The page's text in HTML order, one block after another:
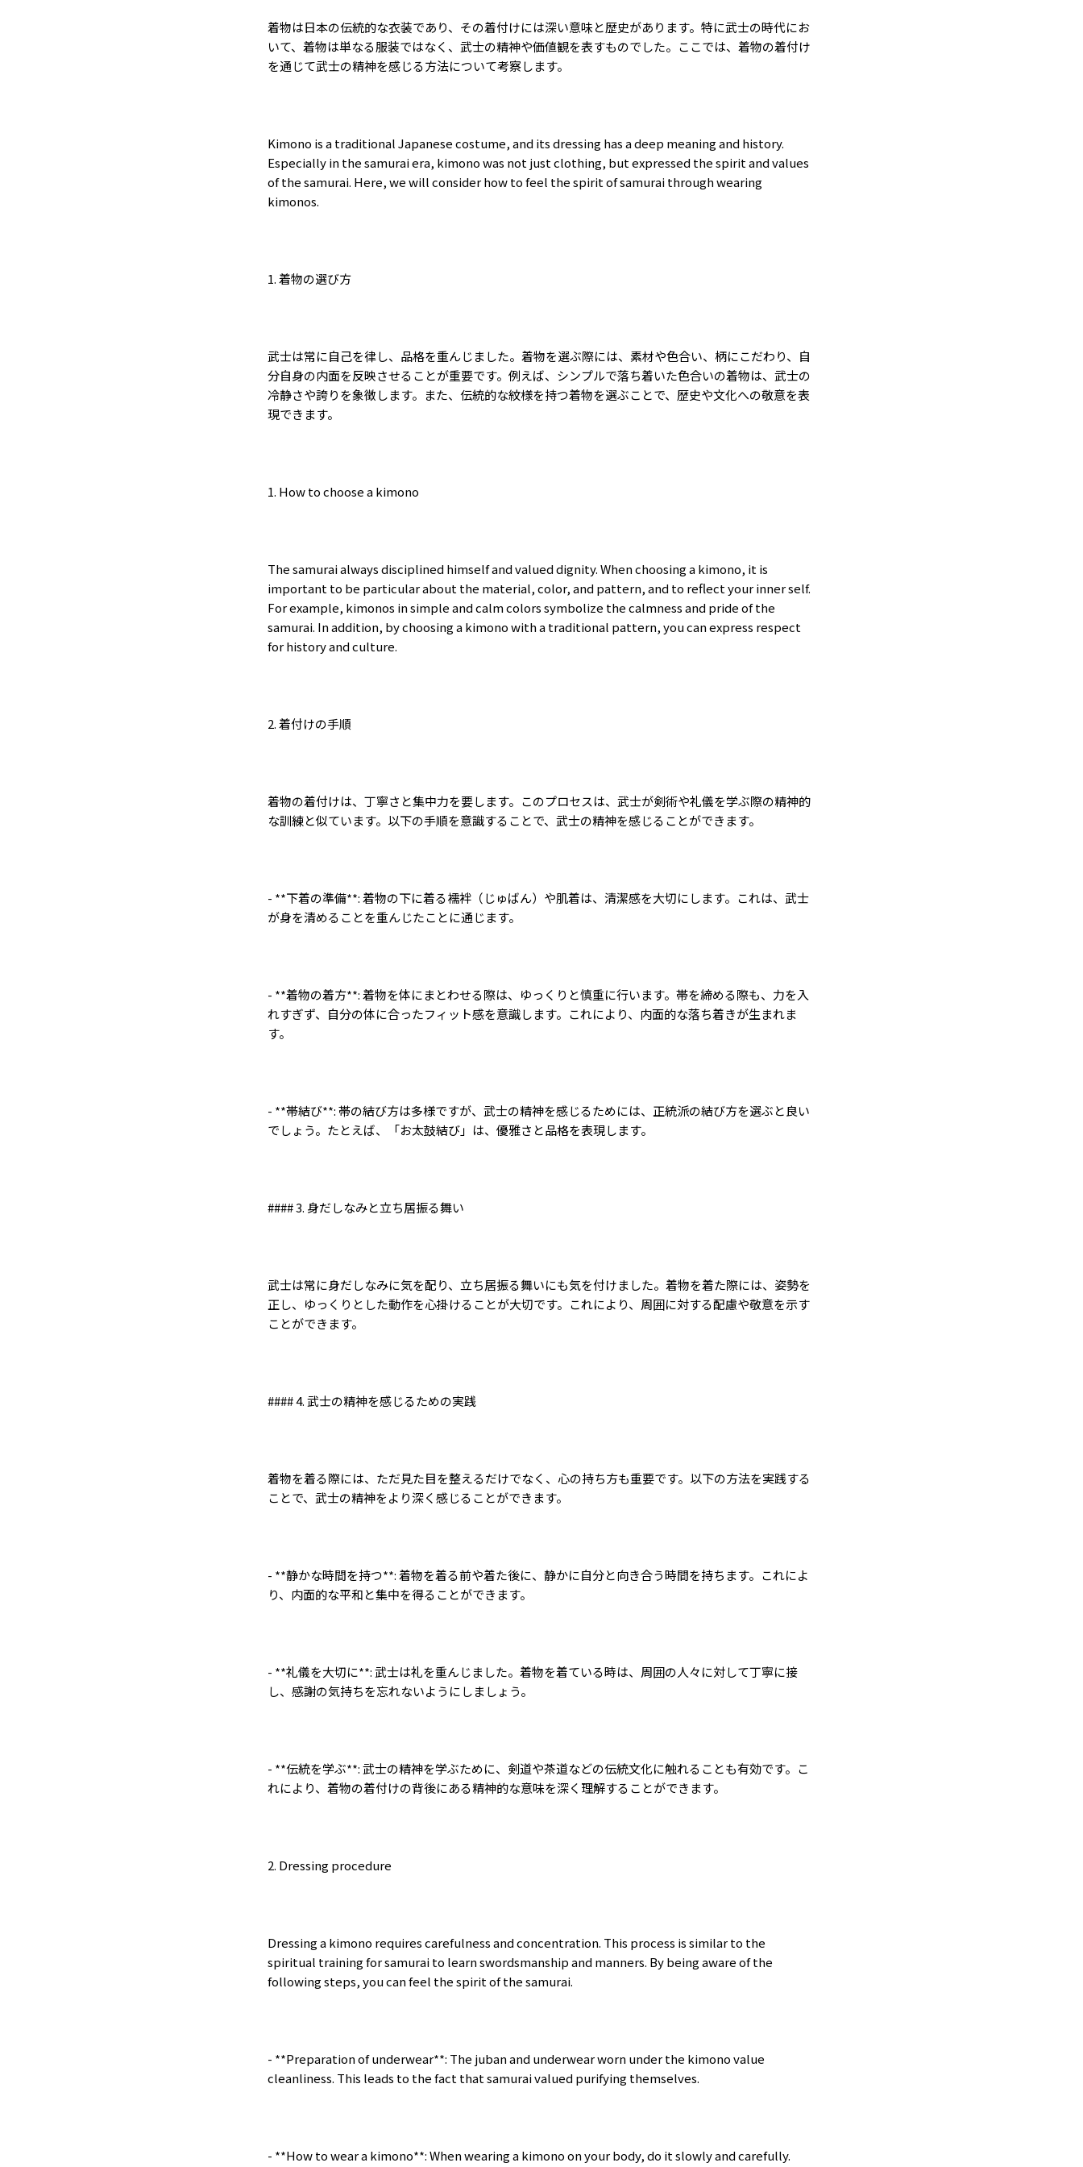
着物は日本の伝統的な衣装であり、その着付けには深い意味と歴史があります。特に武士の時代にお
いて、着物は単なる服装ではなく、武士の精神や価値観を表すものでした。ここでは、着物の着付け
を通じて武士の精神を感じる方法について考察します。
Kimono is a traditional Japanese costume, and its dressing has a deep meaning and history.
Especially in the samurai era, kimono was not just clothing, but expressed the spirit and values
of the samurai. Here, we will consider how to feel the spirit of samurai through wearing
kimonos.
1.着物の選び方
武士は常に自己を律し、品格を重んじました。着物を選ぶ際には、素材や色合い、柄にこだわり、自
分自身の内面を反映させることが重要です。例えば、シンプルで落ち着いた色合いの着物は、武士の
冷静さや誇りを象徴します。また、伝統的な紋様を持つ着物を選ぶことで、歴史や文化への敬意を表
現できます。
1. How to choose a kimono
The samurai always disciplined himself and valued dignity. When choosing a kimono, it is
important to be particular about the material, color, and pattern, and to reflect your inner self.
For example, kimonos in simple and calm colors symbolize the calmness and pride of the
samurai. In addition, by choosing a kimono with a traditional pattern, you can express respect
for history and culture.
2.着付けの手順
着物の着付けは、丁寧さと集中力を要します。このプロセスは、武士が剣術や礼儀を学ぶ際の精神的
な訓練と似ています。以下の手順を意識することで、武士の精神を感じることができます。
- **下着の準備**:着物の下に着る襦袢（じゅばん）や肌着は、清潔感を大切にします。これは、武士
が身を清めることを重んじたことに通じます。
- **着物の着方**:着物を体にまとわせる際は、ゆっくりと慎重に行います。帯を締める際も、力を入
れすぎず、自分の体に合ったフィット感を意識します。これにより、内面的な落ち着きが生まれま
す。
- **帯結び**:帯の結び方は多様ですが、武士の精神を感じるためには、正統派の結び方を選ぶと良い
でしょう。たとえば、「お太鼓結び」は、優雅さと品格を表現します。
#### 3. 身だしなみと立ち居振る舞い
武士は常に身だしなみに気を配り、立ち居振る舞いにも気を付けました。着物を着た際には、姿勢を
正し、ゆっくりとした動作を心掛けることが大切です。これにより、周囲に対する配慮や敬意を示す
ことができます。
#### 4.武士の精神を感じるための実践
着物を着る際には、ただ見た目を整えるだけでなく、心の持ち方も重要です。以下の方法を実践する
ことで、武士の精神をより深く感じることができます。
- **静かな時間を持つ**:着物を着る前や着た後に、静かに自分と向き合う時間を持ちます。これによ
り、内面的な平和と集中を得ることができます。
- **礼儀を大切に**:武士は礼を重んじました。着物を着ている時は、周囲の人々に対して丁寧に接
し、感謝の気持ちを忘れないようにしましょう。
- **伝統を学ぶ**:武士の精神を学ぶために、剣道や茶道などの伝統文化に触れることも有効です。こ
れにより、着物の着付けの背後にある精神的な意味を深く理解することができます。
2. Dressing procedure
Dressing a kimono requires carefulness and concentration. This process is similar to the
spiritual training for samurai to learn swordsmanship and manners. By being aware of the
following steps, you can feel the spirit of the samurai.
- **Preparation of underwear**: The juban and underwear worn under the kimono value
cleanliness. This leads to the fact that samurai valued purifying themselves.
- **How to wear a kimono**: When wearing a kimono on your body, do it slowly and carefully.